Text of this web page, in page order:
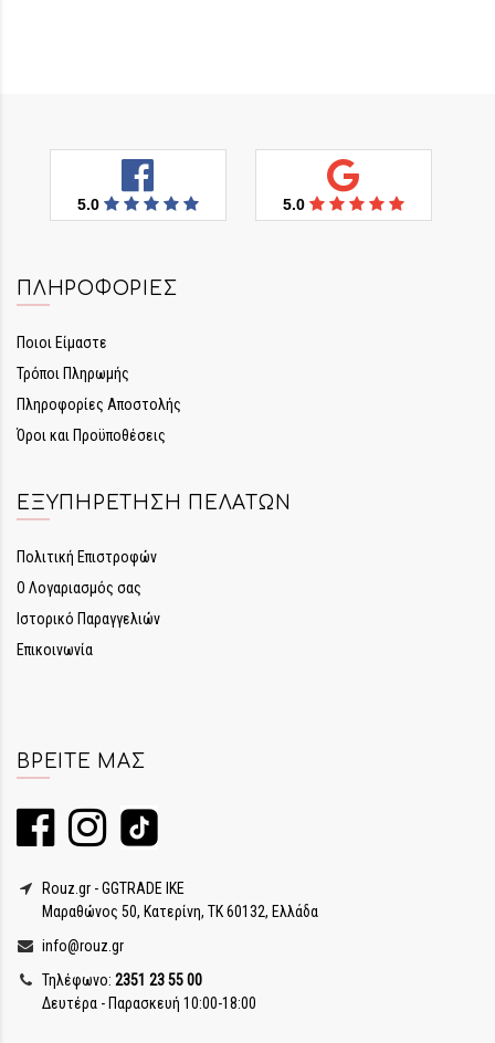
5.0 5.0
ΠΛΗΡΟΦΟΡΊΕΣ
Ποιοι Είμαστε
Τρόποι Πληρωμής
Πληροφορίες Αποστολής
Όροι και Προϋποθέσεις
ΕΞΥΠΗΡΈΤΗΣΗ ΠΕΛΑΤΏΝ
Πολιτική Επιστροφών
Ο Λογαριασμός σας
Ιστορικό Παραγγελιών
Επικοινωνία
ΒΡΕΊΤΕ ΜΑΣ
Rouz.gr - GGTRADE IKE
Μαραθώνος 50, Κατερίνη, ΤΚ 60132, Ελλάδα
info@rouz.gr
Τηλέφωνο: 2351 23 55 00
Δευτέρα - Παρασκευή 10:00-18:00